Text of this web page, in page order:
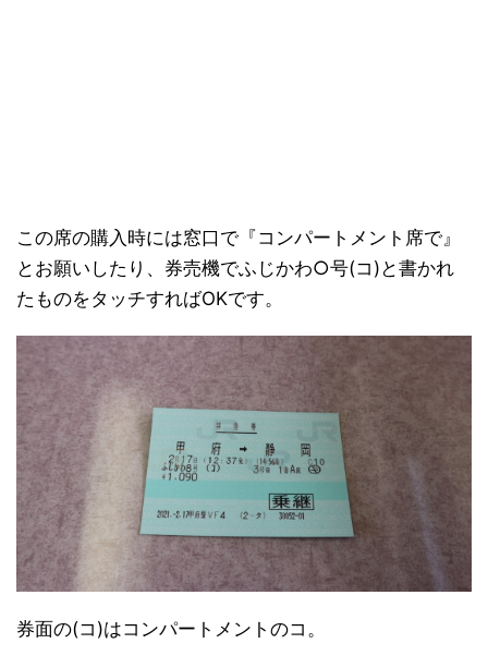
この席の購入時には窓口で『コンパートメント席で』
とお願いしたり、券売機でふじかわ○号(コ)と書かれ
たものをタッチすればOKです。
券面の(コ)はコンパートメントのコ。